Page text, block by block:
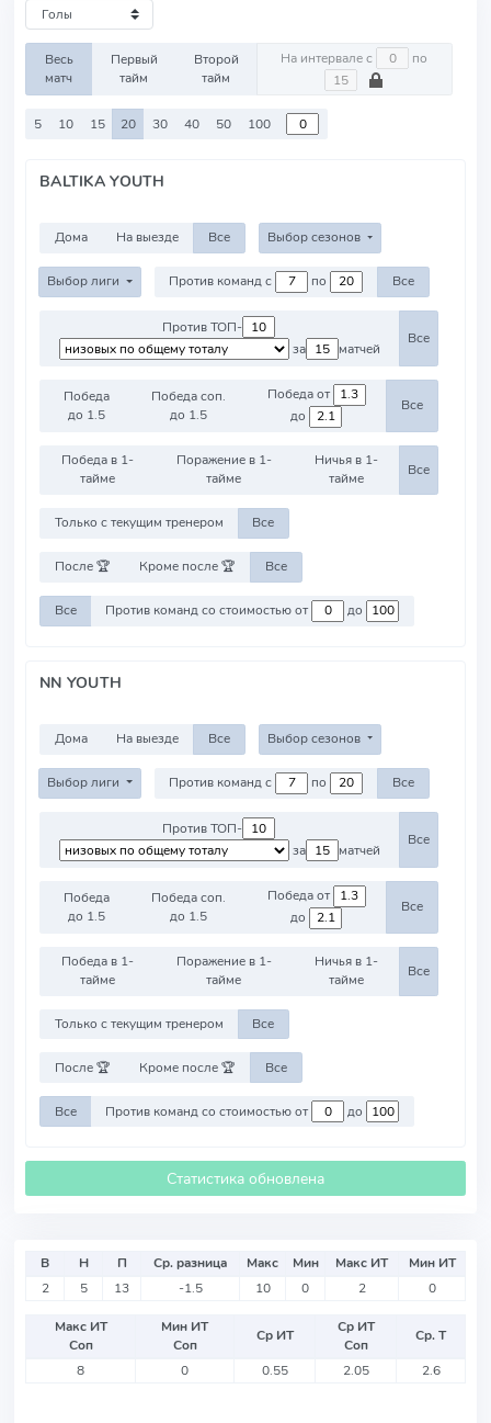
Весь
матч
Первый
тайм
Второй
тайм
На интервале с по
5 10 15 20 30 40 50 100
BALTIKA YOUTH
Дома На выезде Все Выбор сезонов
Выбор лиги Против команд с по Все
Против ТОП-
за
матчей
Все
Победа
до 1.5
Победа соп.
до 1.5
Победа от
до
Все
Победа в 1-
тайме
Поражение в 1-
тайме
Ничья в 1-
тайме
Все
Только с текущим тренером Все
После 🏆 Кроме после 🏆 Все
Все Против команд со стоимостью от до
NN YOUTH
Дома На выезде Все Выбор сезонов
Выбор лиги Против команд с по Все
Против ТОП-
за
матчей
Все
Победа
до 1.5
Победа соп.
до 1.5
Победа от
до
Все
Победа в 1-
тайме
Поражение в 1-
тайме
Ничья в 1-
тайме
Все
Только с текущим тренером Все
После 🏆 Кроме после 🏆 Все
Все Против команд со стоимостью от до
Статистика обновлена
В Н П Ср. разница Макс Мин Макс ИТ
Мин ИТ
2
5 13 -1.5 10 0 2 0
Макс ИТ
Соп
Мин ИТ
Соп
Ср ИТ
Ср ИТ
Соп
Ср. Т
8
0 0.55 2.05 2.6